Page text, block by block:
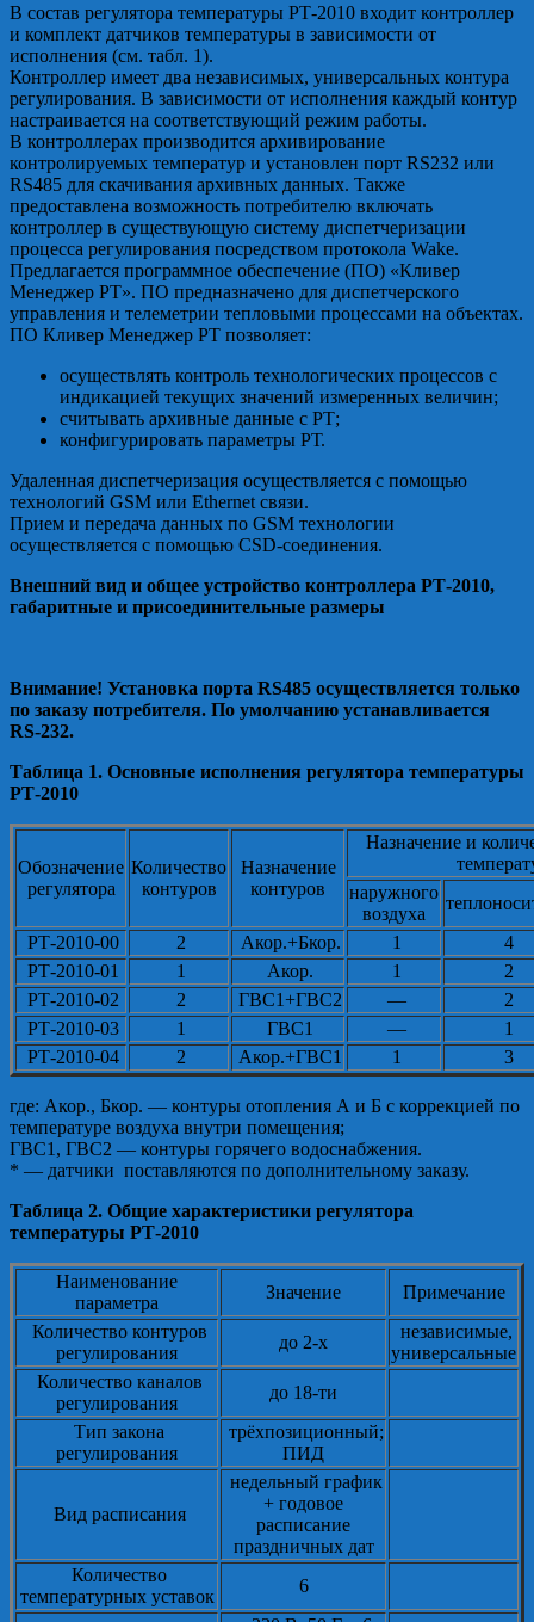
В состав регулятора температуры РТ-2010 входит контроллер
и комплект датчиков температуры в зависимости от
исполнения (см. табл. 1).
Контроллер имеет два независимых, универсальных контура
регулирования. В зависимости от исполнения каждый контур
настраивается на соответствующий режим работы.
В контроллерах производится архивирование
контролируемых температур и установлен порт RS232 или
RS485 для скачивания архивных данных. Также
предоставлена возможность потребителю включать
контроллер в существующую систему диспетчеризации
процесса регулирования посредством протокола Wake.
Предлагается программное обеспечение (ПО) «Кливер
Менеджер РТ». ПО предназначено для диспетчерского
управления и телеметрии тепловыми процессами на объектах.
ПО Кливер Менеджер РТ позволяет:
осуществлять контроль технологических процессов с
индикацией текущих значений измеренных величин;
считывать архивные данные с РТ;
конфигурировать параметры РТ.
Удаленная диспетчеризация осуществляется с помощью
технологий GSM или Ethernet связи.
Прием и передача данных по GSM технологии
осуществляется с помощью CSD-соединения.
Внешний вид и общее устройство контроллера РТ-2010,
габаритные и присоединительные размеры
Внимание! Установка порта RS485 осуществляется только
по заказу потребителя. По умолчанию устанавливается
RS-232.
Таблица 1. Основные исполнения регулятора температуры
РТ-2010
Обозначение
регулятора
Количество
контуров
Назначение
контуров
Назначение и
наружного
воздуха
РТ-2010-00
2 Акор.+Бкор. 1
4
РТ-2010-01
1 Акор. 1
2
РТ-2010-02
2 ГВС1+ГВС2 —
2
РТ-2010-03
1 ГВС1 —
1
РТ-2010-04
2 Акор.+ГВС1 1 3
где: Акор., Бкор. — контуры отопления А и Б с коррекцией по
температуре воздуха внутри помещения;
ГВС1, ГВС2 — контуры горячего водоснабжения.
* — датчики поставляются по дополнительному заказу.
Таблица 2. Общие характеристики регулятора
температуры РТ-2010
Наименование
параметра
Значение
Примечание
Количество контуров
регулирования
до 2-х
независимые,
универсальные
Количество каналов
регулирования
до 18-ти
Тип закона
регулирования
трёхпозиционный;
ПИД
Вид расписания
недельный график
+ годовое
расписание
праздничных дат
Количество
температурных уставок
6